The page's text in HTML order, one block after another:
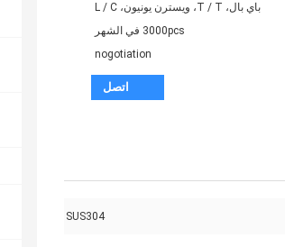
باي بال، T / T، ويسترن يونيون، L / C
3000pcs في الشهر
nogotiation
اتصل
SUS304